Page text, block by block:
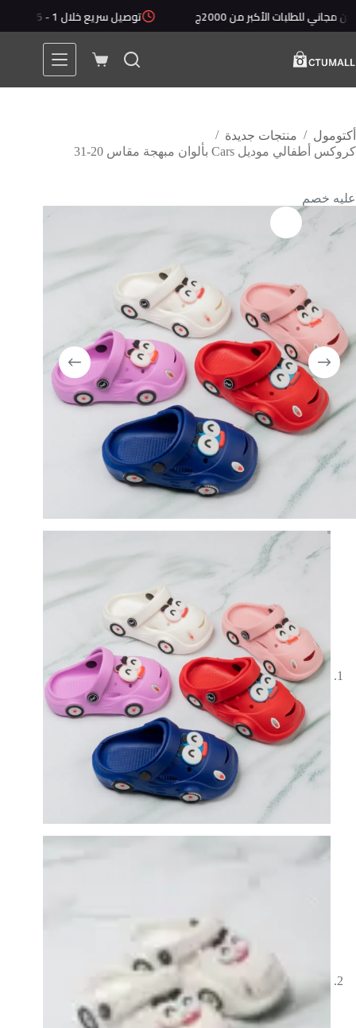
إلى
الأكبر من 2000ج توصيل سريع خلال 1 - 5 أيام
عربة
أكتومول / منتجات جديدة /
كروكس أطفالي موديل Cars بألوان مبهجة مقاس 20-31
عليه خصم